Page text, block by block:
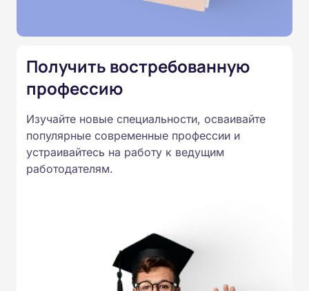
Подготовка ведется по всем
России от 14.07.2023 N 534 в
соответствии с Федеральными
образовательными стандартами
профессионального образования.
Удостоверения и дипломы о
Получить востребованную
профессию
Изучайте новые специальности, осваивайте
популярные современные профессии и
устраивайтесь на работу к ведущим
работодателям.